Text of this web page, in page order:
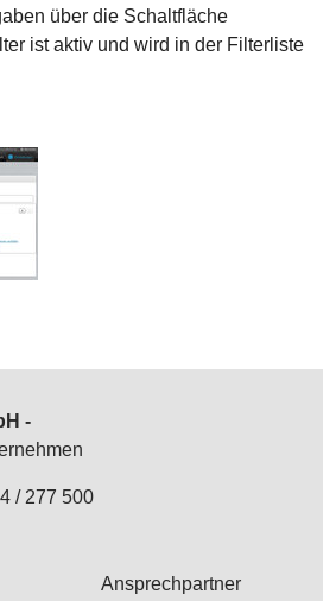
über die Schaltfläche
ist aktiv und wird in der Filterliste
-
/ 277 500
Ansprechpartner